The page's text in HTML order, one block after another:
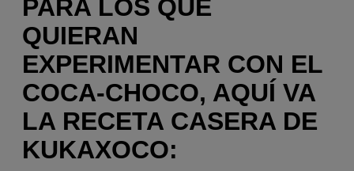
PARA LOS QUE
QUIERAN
EXPERIMENTAR CON EL
COCA-CHOCO, AQUÍ VA
LA RECETA CASERA DE
KUKAXOCO: